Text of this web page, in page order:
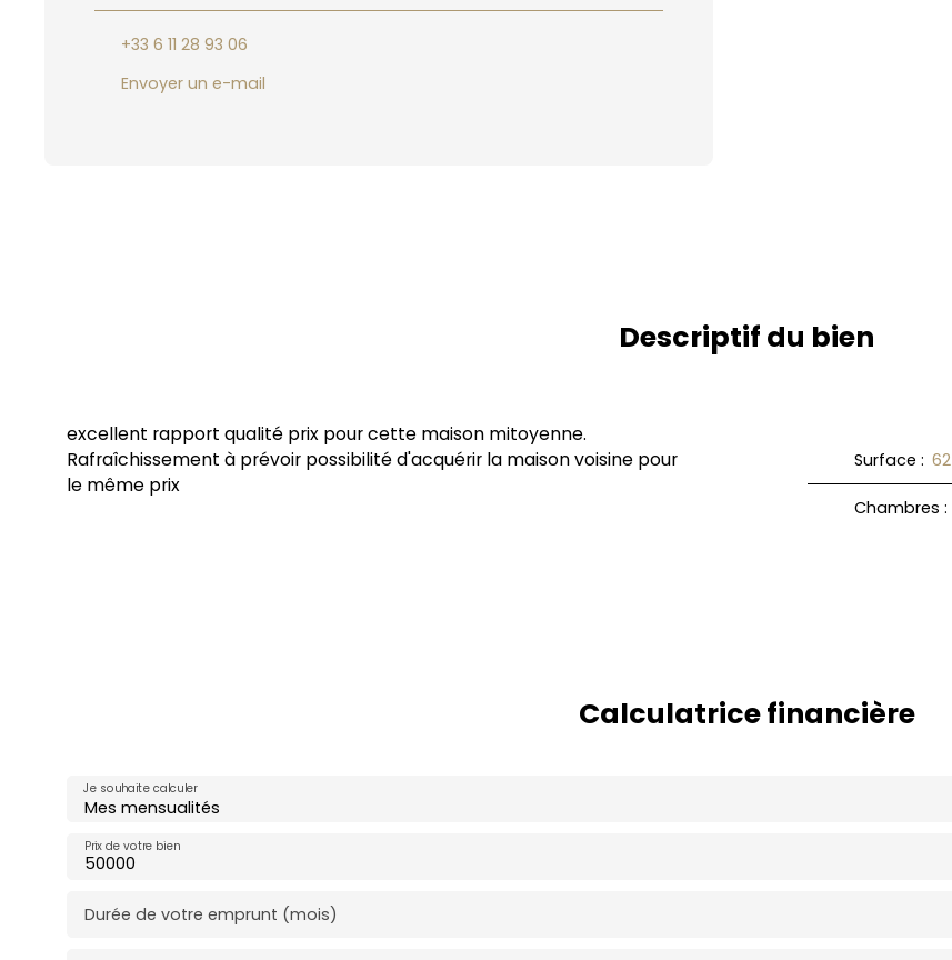
+33 6 11 28 93 06
Envoyer un e-mail
Descriptif du bien
excellent rapport qualité prix pour cette maison mitoyenne.
Rafraîchissement à prévoir possibilité d'acquérir la maison voisine pour
le même prix
Surface : 62
Chambres :
Calculatrice financière
Mes mensualités
Je souhaite calculer
Prix de votre bien
Durée de votre emprunt (mois)